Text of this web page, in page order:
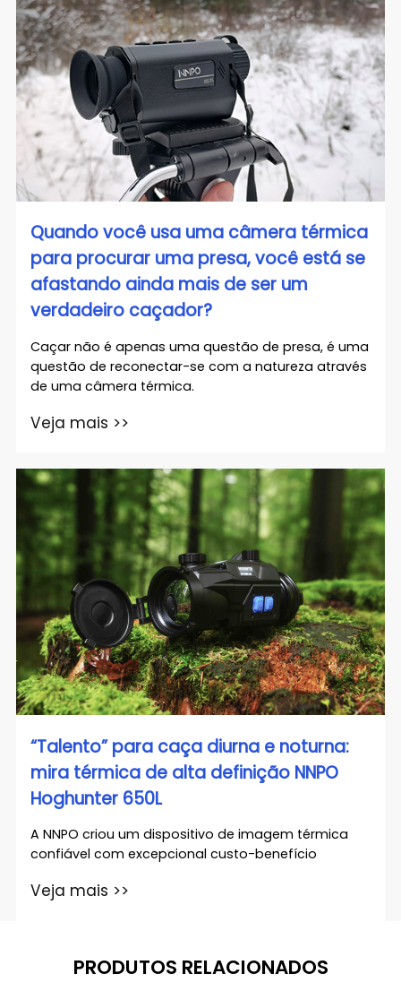
Quando você usa uma câmera térmica
para procurar uma presa, você está se
afastando ainda mais de ser um
verdadeiro caçador?
Caçar não é apenas uma questão de presa, é uma
questão de reconectar-se com a natureza através
de uma câmera térmica.
Veja mais >>
“Talento” para caça diurna e noturna:
mira térmica de alta definição NNPO
Hoghunter 650L
A NNPO criou um dispositivo de imagem térmica
confiável com excepcional custo-benefício
Veja mais >>
PRODUTOS RELACIONADOS